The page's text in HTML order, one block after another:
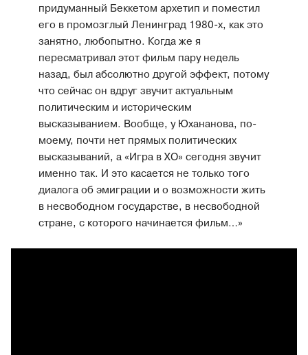
придуманный Беккетом архетип и поместил
его в промозглый Ленинград 1980-х, как это
занятно, любопытно. Когда же я
пересматривал этот фильм пару недель
назад, был абсолютно другой эффект, потому
что сейчас он вдруг звучит актуальным
политическим и историческим
высказыванием. Вообще, у Юхананова, по-
моему, почти нет прямых политических
высказываний, а «Игра в ХО» сегодня звучит
именно так. И это касается не только того
диалога об эмиграции и о возможности жить
в несвободном государстве, в несвободной
стране, с которого начинается фильм…»